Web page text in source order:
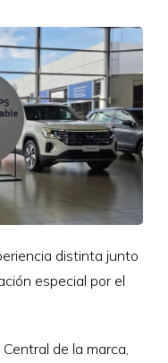
distinta junto
especial por el
de la marca,